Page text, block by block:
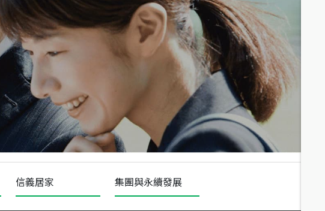
07 月 成交
維天廈
新竹市四維路
總價
490萬
月 成交
菁英典藏
新竹市慈祥路
1,808
信義居家 集團與永續發展